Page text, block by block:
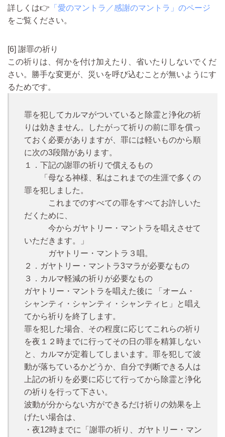
詳しくは👉️ 「愛のマントラ／感謝のマントラ」のページ
をご覧ください。
[6] 謝罪の祈り
この祈りは、何かを付け加えたり、省いたりしないでくだ
さい。勝手な変更が、災いを呼び込むことが無いようにす
るためです。
罪を犯してカルマがついていると除霊と浄化の祈
りは効きません。したがって祈りの前に罪を償っ
ておく必要がありますが、罪には軽いものから順
に次の3段階があります。
１．下記の謝罪の祈りで償えるもの
「母なる神様、私はこれまでの生涯で多くの
罪を犯しました。
これまでのすべての罪をすべてお許しいた
だくために、
今からガヤトリー・マントラを唱えさせて
いただきます。」
ガヤトリー・マントラ３唱。
２．ガヤトリー・マントラ3マラが必要なもの
３．カルマ軽減の祈りが必要なもの
ガヤトリー・マントラを唱えた後に 「オーム・
シャンティ・シャンティ・シャンティヒ」と唱え
てから祈りを終了します。
罪を犯した場合、その程度に応じてこれらの祈り
を夜１２時までに行ってその日の罪を精算しない
と、カルマが定着してしまいます。罪を犯して波
動が落ちているかどうか、自分で判断できる人は
上記の祈りを必要に応じて行ってから除霊と浄化
の祈りを行って下さい。
波動が分からない方ができるだけ祈りの効果を上
げたい場合は、
・夜12時までに「謝罪の祈り、ガヤトリー・マン